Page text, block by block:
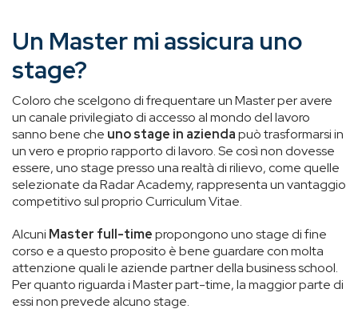
Un Master mi assicura uno
stage?
Coloro che scelgono di frequentare un Master per avere
un canale privilegiato di accesso al mondo del lavoro
sanno bene che uno stage in aziendapuò trasformarsi in
un vero e proprio rapporto di lavoro. Se così non dovesse
essere, uno stage presso una realtà di rilievo, come quelle
selezionate da Radar Academy, rappresenta un vantaggio
competitivo sul proprio Curriculum Vitae.
Alcuni Master full-timepropongono uno stage di fine
corso e a questo proposito è bene guardare con molta
attenzione quali le aziende partner della business school.
Per quanto riguarda i Master part-time, la maggior parte di
essi non prevede alcuno stage.